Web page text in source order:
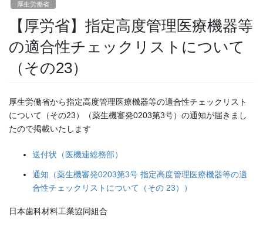
厚生労働省
【厚労省】指定高度管理医療機器等
の適合性チェックリストについて
（その23）
厚生労働省から指定高度管理医療機器等の適合性チェックリスト
について（その23）（薬生機審発0203第3号）の通知が届きまし
たので掲載いたします
送付状（医機連総務部）
通知（薬生機審発0203第3号 指定高度管理医療機器等の適
合性チェックリストについて（その 23））
日本歯科材料工業協同組合